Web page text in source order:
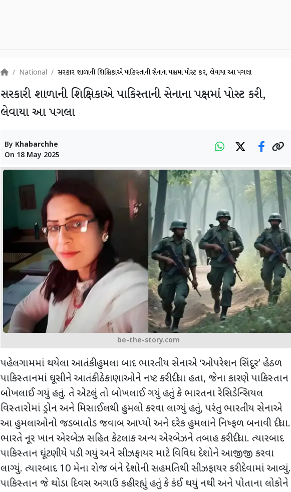
National સરકારી શાળાની શિક્ષિકાએ પાકિસ્તાની સેનાના પક્ષમાં પોસ્ટ કરી, લેવાયા આ પગલા
સરકારી શાળાની શિક્ષિકાએ પાકિસ્તાની સેનાના પક્ષમાં પોસ્ટ કરી,
લેવાયા આ પગલા
By Khabarchhe
On 18 May 2025
be-the-story.com
પહેલગામમાં થયેલા આતંકી હુમલા બાદ ભારતીય સેનાએ‘ઓપરેશન સિંદૂર’ હેઠળ
પાકિસ્તાનમાં ઘૂસીને આતંકી ઠેકાણાઓને નષ્ટ કરી દીધા હતા, જેના કારણે પાકિસ્તાન
બોખલાઈ ગયું હતું. તે એટલું તો બોખલાઈ ગયું હતું કે ભારતના રેસિડેન્સિયલ
વિસ્તારોમાં ડ્રોન અને મિસાઈલથી હુમલો કરવા લાગ્યું હતું, પરંતુ ભારતીય સેનાએ
આ હુમલાઓનો જડબાતોડ જવાબ આપ્યો અને દરેક હુમલાને નિષ્ફળ બનાવી દીધા.
ભારતે નૂર ખાન એરબેઝ સહિત કેટલાક અન્ય એરબેઝને તબાહ કરી દીધા. ત્યારબાદ
પાકિસ્તાન ઘૂંટણીયે પડી ગયું અને સીઝફાયર માટે વિવિધ દેશોને આજીજી કરવા
લાગ્યું. ત્યારબાદ 10 મેના રોજ બંને દેશોની સહમતિથી સીઝફાયર કરી દેવામાં આવ્યું.
પાકિસ્તાન જે થોડા દિવસ અગાઉ કહી રહ્યું હતું કે કંઈ થયું નથી અને પોતાના લોકોને